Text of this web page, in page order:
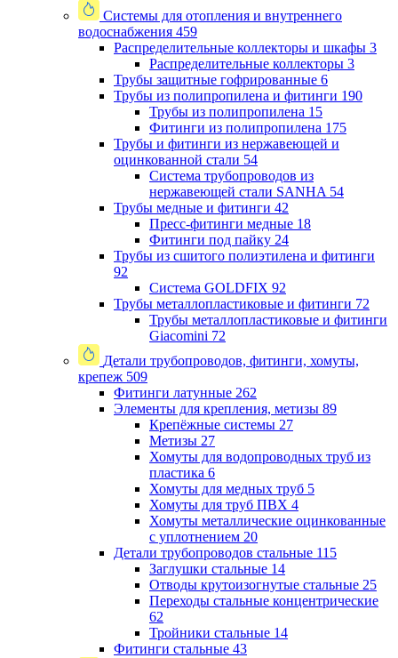
Системы для отопления и внутреннего
водоснабжения 459
Распределительные коллекторы и шкафы 3
Распределительные коллекторы 3
Трубы защитные гофрированные 6
Трубы из полипропилена и фитинги 190
Трубы из полипропилена 15
Фитинги из полипропилена 175
Трубы и фитинги из нержавеющей и
оцинкованной стали 54
Система трубопроводов из
нержавеющей стали SANHA 54
Трубы медные и фитинги 42
Пресс-фитинги медные 18
Фитинги под пайку 24
Трубы из сшитого полиэтилена и фитинги
92
Система GOLDFIX 92
Трубы металлопластиковые и фитинги 72
Трубы металлопластиковые и фитинги
Giacomini 72
Детали трубопроводов, фитинги, хомуты,
крепеж 509
Фитинги латунные 262
Элементы для крепления, метизы 89
Крепёжные системы 27
Метизы 27
Хомуты для водопроводных труб из
пластика 6
Хомуты для медных труб 5
Хомуты для труб ПВХ 4
Хомуты металлические оцинкованные
с уплотнением 20
Детали трубопроводов стальные 115
Заглушки стальные 14
Отводы крутоизогнутые стальные 25
Переходы стальные концентрические
62
Тройники стальные 14
Фитинги стальные 43